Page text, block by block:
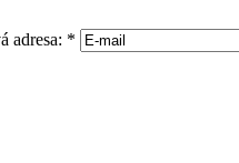
adresa: *